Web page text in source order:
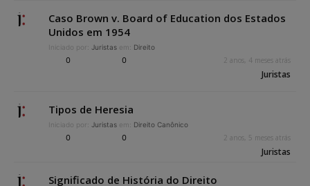
Caso Brown v. Board of Education dos Estados
Unidos em 1954
Iniciado por: Juristas em: Direito
0 0 2 anos, 4 meses atrás
Juristas
Tipos de Heresia
Iniciado por: Juristas em: Direito Canônico
0 0 2 anos, 5 meses atrás
Juristas
Significado de História do Direito